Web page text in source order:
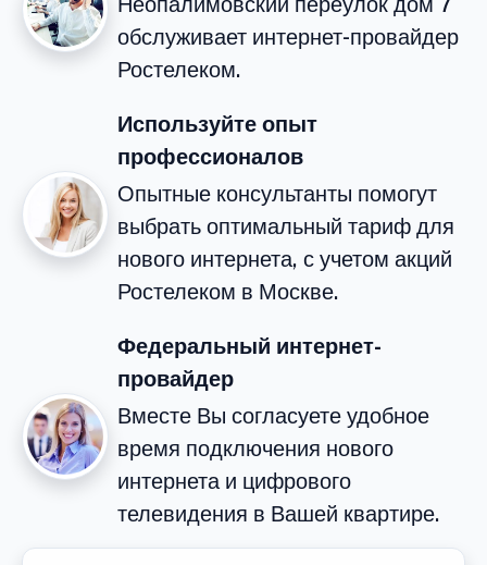
обслуживает интернет-провайдер
Ростелеком.
Используйте опыт
профессионалов
Опытные консультанты помогут
выбрать оптимальный тариф для
нового интернета, с учетом акций
Ростелеком в Москве.
Федеральный интернет-
провайдер
Вместе Вы согласуете удобное
время подключения нового
интернета и цифрового
телевидения в Вашей квартире.